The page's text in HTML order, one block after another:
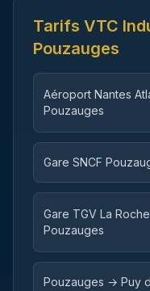
Tarifs VTC
Pouzauges
Aéroport Nantes
Pouzauges
Gare SNCF
Gare TGV La
Pouzauges
Pouzauges → Puy